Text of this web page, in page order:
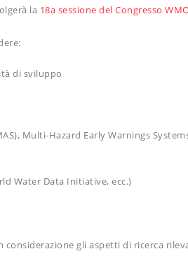
la 18a sessione del Congresso
di sviluppo
Multi-Hazard Early Warnings
Water Data Initiative, ecc.)
gli aspetti di ricerca